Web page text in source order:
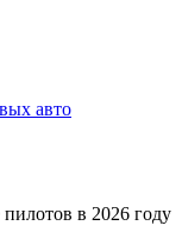
авто
в 2026 году